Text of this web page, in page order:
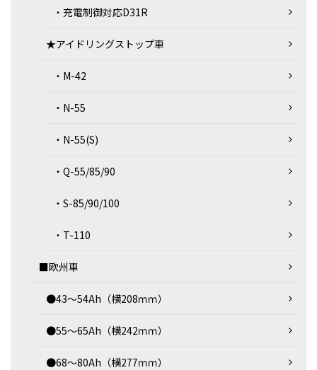
・充電制御対応D31R
★アイドリングストップ車
・M-42
・N-55
・N-55(S)
・Q-55/85/90
・S-85/90/100
・T-110
■欧州車
●43～54Ah（横208ｍｍ）
●55～65Ah（横242ｍｍ）
●68～80Ah（横277ｍｍ）